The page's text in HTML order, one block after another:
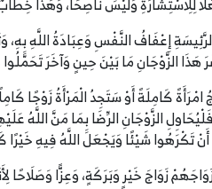
إِعْفَافُ النَّفْسِ وَعِبَادَةُ اللَّهِ بِهِ،
كَامِلَةً أَوْ سَتَجِدُ الْمَرْأَةُ زَوْجًا
ضَعِيفًا كَمَا قَالَ سُبْحَانَهُ: ﴿وَخُلِقَ الْإِنْسَانُ ضَعِيفًا﴾ [النساء: 28] وَقَالَ: ﴿إِنَّهُ كَانَ ظَلُومًا جَهُولًا﴾ [الأحزاب: 72]